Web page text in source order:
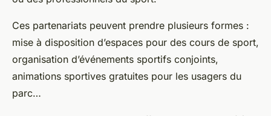
Ces partenariats peuvent prendre plusieurs formes :
mise à disposition d’espaces pour des cours de sport,
organisation d’événements sportifs conjoints,
animations sportives gratuites pour les usagers du
parc…